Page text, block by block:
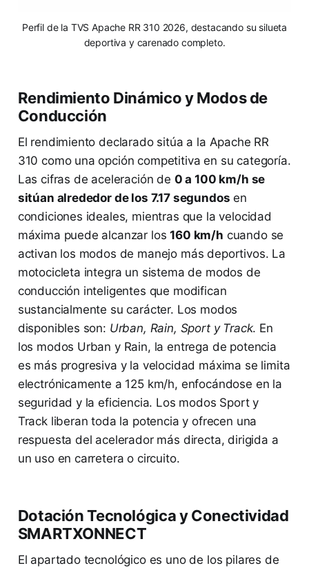
Perfil de la TVS Apache RR 310 2026, destacando su silueta
deportiva y carenado completo.
Rendimiento Dinámico y Modos de
Conducción
El rendimiento declarado sitúa a la Apache RR
310 como una opción competitiva en su categoría.
Las cifras de aceleración de 0 a 100 km/h se
sitúan alrededor de los 7.17 segundos en
condiciones ideales, mientras que la velocidad
máxima puede alcanzar los160 km/h cuando se
activan los modos de manejo más deportivos. La
motocicleta integra un sistema de modos de
conducción inteligentes que modifican
sustancialmente su carácter. Los modos
disponibles son: Urban, Rain, Sport y Track. En
los modos Urban y Rain, la entrega de potencia
es más progresiva y la velocidad máxima se limita
electrónicamente a 125 km/h, enfocándose en la
seguridad y la eficiencia. Los modos Sport y
Track liberan toda la potencia y ofrecen una
respuesta del acelerador más directa, dirigida a
un uso en carretera o circuito.
Dotación Tecnológica y Conectividad
SMARTXONNECT
El apartado tecnológico es uno de los pilares de